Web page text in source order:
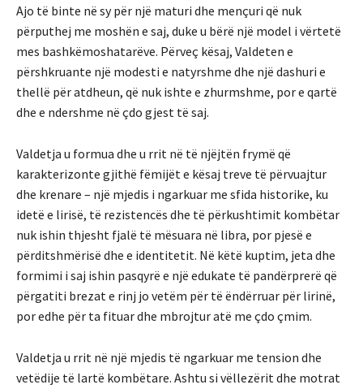
Ajo të binte në sy për një maturi dhe mençuri që nuk
përputhej me moshën e saj, duke u bërë një model i vërtetë
mes bashkëmoshatarëve. Përveç kësaj, Valdeten e
përshkruante një modesti e natyrshme dhe një dashuri e
thellë për atdheun, që nuk ishte e zhurmshme, por e qartë
dhe e ndershme në çdo gjest të saj.
Valdetja u formua dhe u rrit në të njëjtën frymë që
karakterizonte gjithë fëmijët e kësaj treve të përvuajtur
dhe krenare – një mjedis i ngarkuar me sfida historike, ku
idetë e lirisë, të rezistencës dhe të përkushtimit kombëtar
nuk ishin thjesht fjalë të mësuara në libra, por pjesë e
përditshmërisë dhe e identitetit. Në këtë kuptim, jeta dhe
formimi i saj ishin pasqyrë e një edukate të pandërprerë që
përgatiti brezat e rinj jo vetëm për të ëndërruar për lirinë,
por edhe për ta fituar dhe mbrojtur atë me çdo çmim.
Valdetja u rrit në një mjedis të ngarkuar me tension dhe
vetëdije të lartë kombëtare. Ashtu si vëllezërit dhe motrat